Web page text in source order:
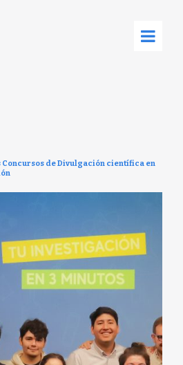
Concursos de Divulgación científica en